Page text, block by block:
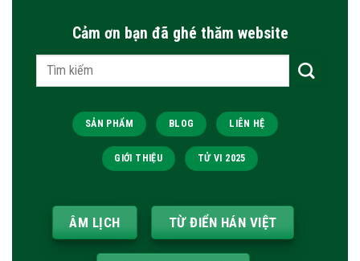
Cảm ơn bạn đã ghé thăm website
Tìm
kiếm:
SẢN PHẨM BLOG LIÊN HỆ
GIỚI THIỆU TỬ VI 2025
ÂM LỊCH TỪ ĐIỂN HÁN VIỆT